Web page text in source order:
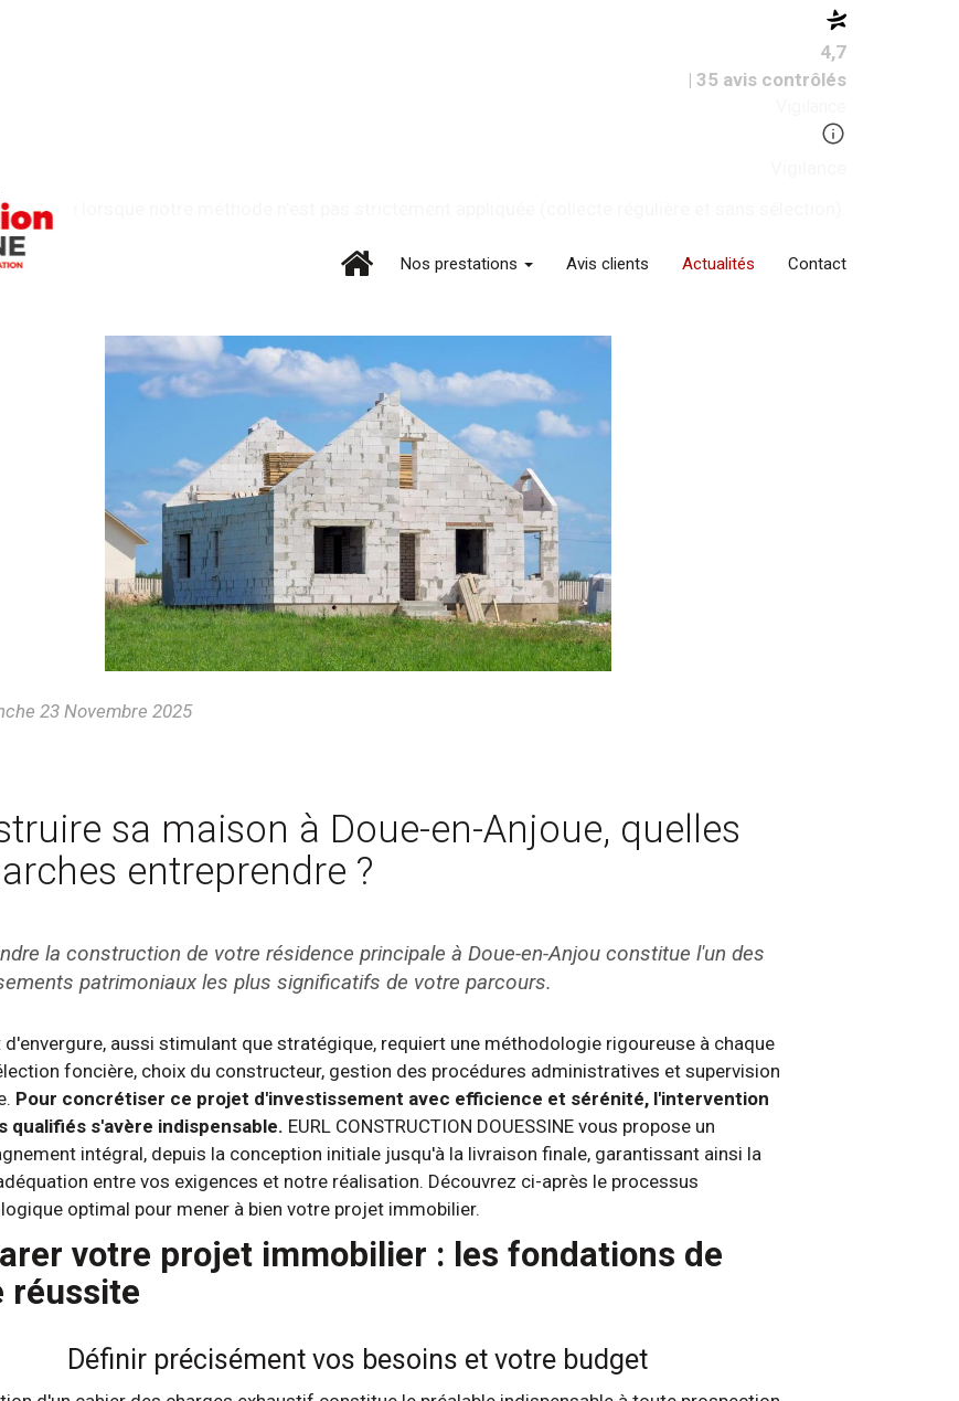
4,7
| 35 avis contrôlés
attribué lorsque notre méthode n'est pas strictement appliquée (collecte régulière et sans sélection).
Nos prestations Avis clients Actualités Contact
23 Novembre 2025
sa maison à Doue-en-Anjoue, quelles
entreprendre ?
la construction de votre résidence principale à Doue-en-Anjou constitue l'un des
patrimoniaux les plus significatifs de votre parcours.
d'envergure, aussi stimulant que stratégique, requiert une méthodologie rigoureuse à chaque
foncière, choix du constructeur, gestion des procédures administratives et supervision
Pour concrétiser ce projet d'investissement avec efficience et sérénité, l'intervention
qualifiés s'avère indispensable. EURL CONSTRUCTION DOUESSINE vous propose un
intégral, depuis la conception initiale jusqu'à la livraison finale, garantissant ainsi la
entre vos exigences et notre réalisation. Découvrez ci-après le processus
optimal pour mener à bien votre projet immobilier.
votre projet immobilier : les fondations de
réussite
Définir précisément vos besoins et votre budget